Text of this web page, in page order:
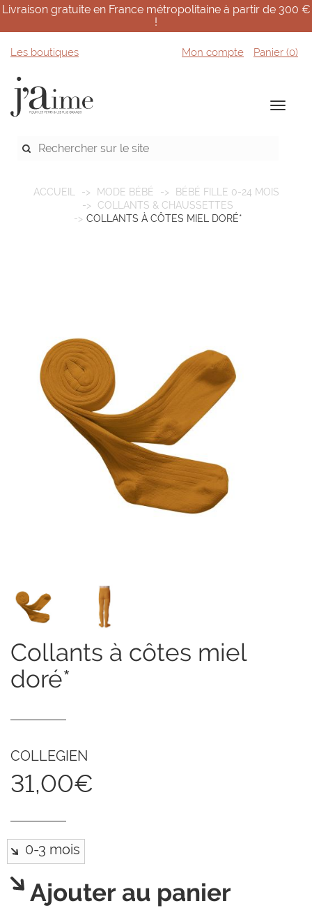
Livraison gratuite en France métropolitaine à partir de 300 €
!
Les boutiques Mon compte Panier (0)
ACCUEIL MODE BÉBÉ
BÉBÉ FILLE 0-24 MOIS
COLLANTS & CHAUSSETTES
COLLANTS À CÔTES MIEL DORÉ*
collants à côtes miel
doré*
COLLEGIEN
31,00€
Ajouter au panier